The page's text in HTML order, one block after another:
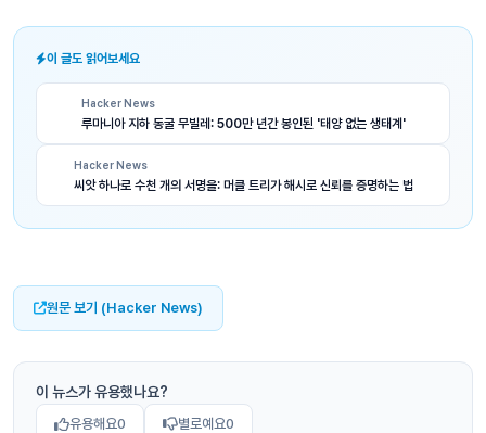
이 글도 읽어보세요
Hacker News
루마니아 지하 동굴 무빌레: 500만 년간 봉인된 '태양 없는 생태계'
Hacker News
씨앗 하나로 수천 개의 서명을: 머클 트리가 해시로 신뢰를 증명하는 법
원문 보기 (Hacker News)
이 뉴스가 유용했나요?
유용해요0 별로예요0